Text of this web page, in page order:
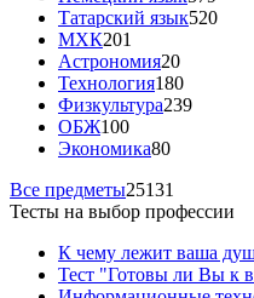
Татарский язык520
МХК201
Астрономия20
Технология180
Физкультура239
ОБЖ100
Экономика80
Все предметы25131
Тесты на выбор профессии
К чему лежит ваша
Тест "Готовы ли Вы к